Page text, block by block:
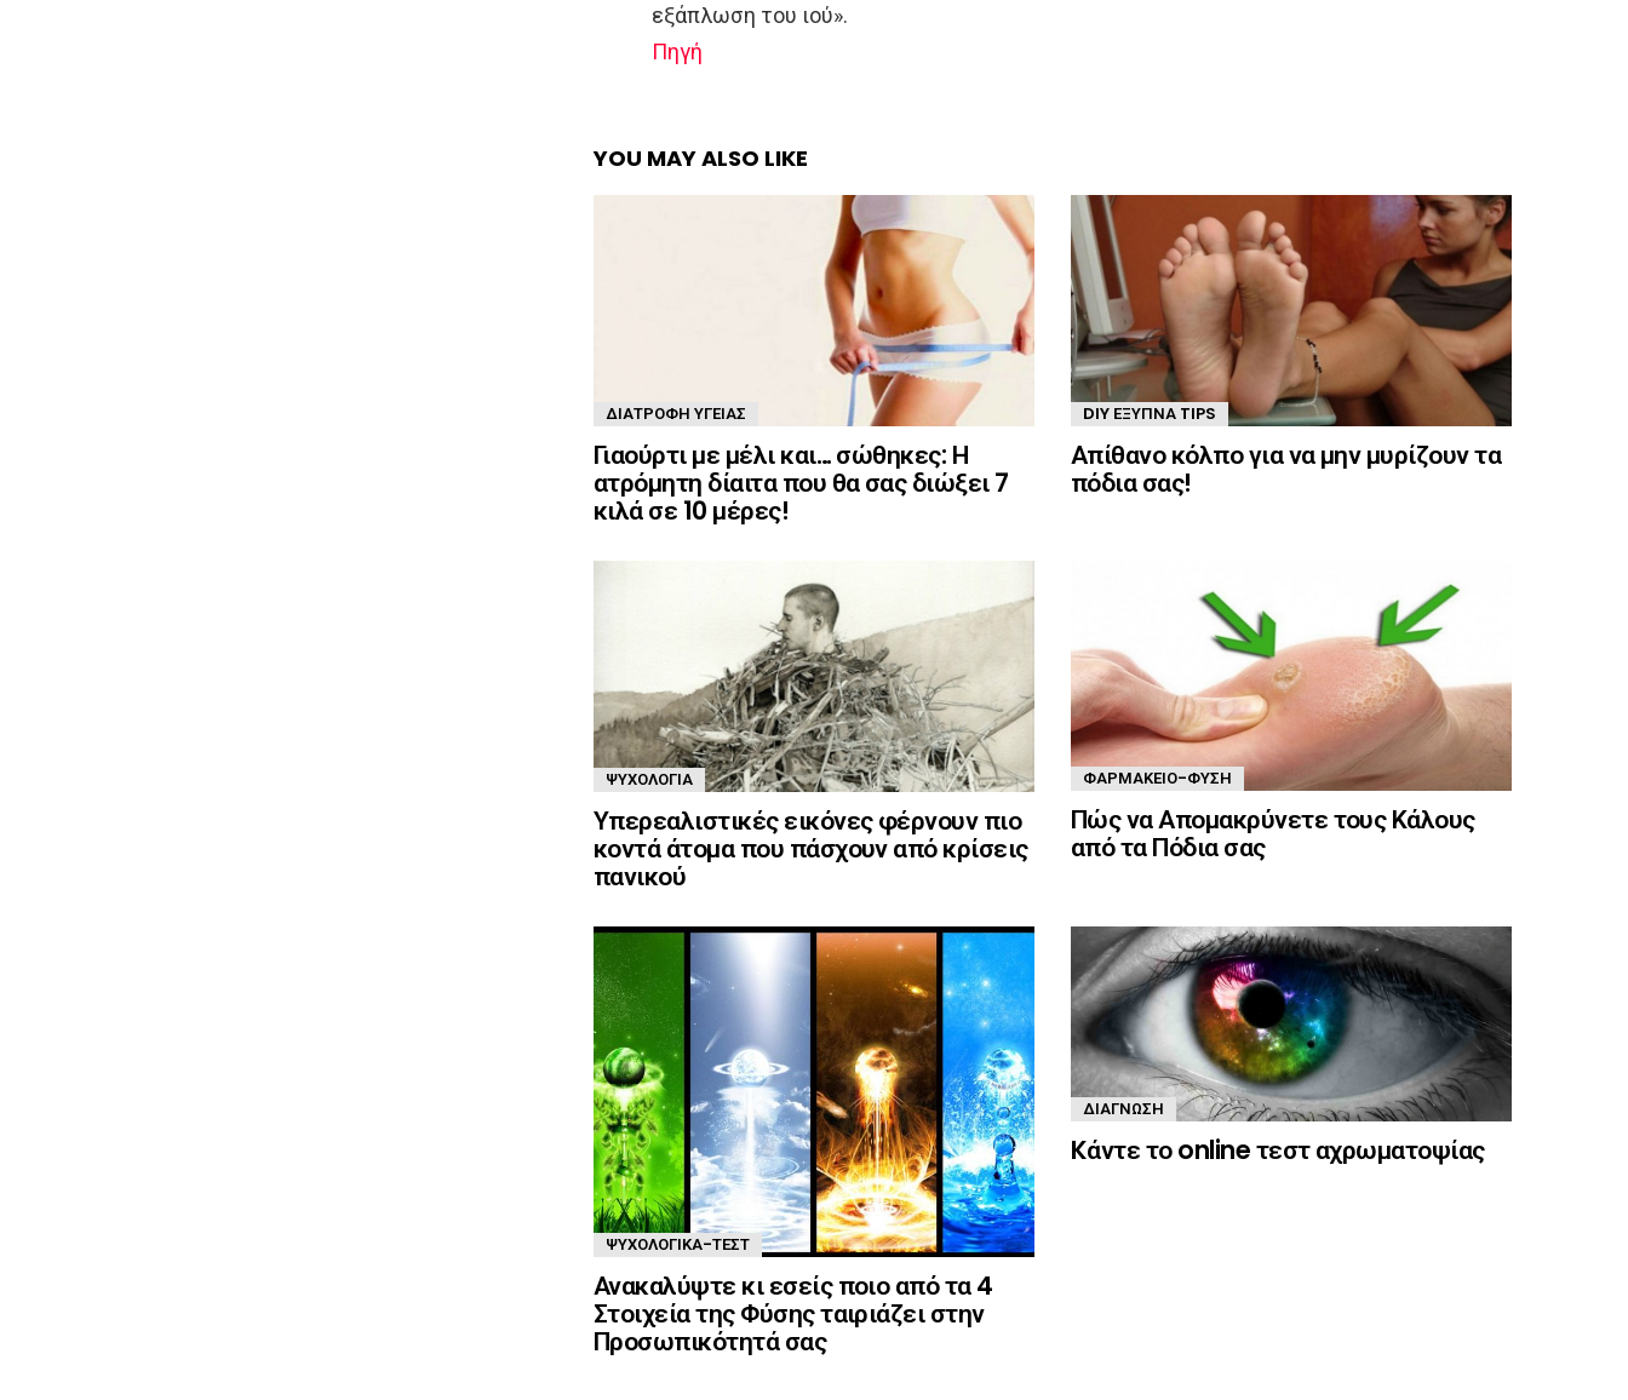
εξάπλωση του ιού».
Πηγή
YOU MAY ALSO LIKE
ΔΙΑΤΡΟΦΉ ΥΓΕΊΑΣ
Γιαούρτι με μέλι και… σώθηκες: Η
ατρόμητη δίαιτα που θα σας διώξει 7
κιλά σε 10 μέρες!
DIY ΈΞΥΠΝΑ TIPS
Απίθανο κόλπο για να μην μυρίζουν τα
πόδια σας!
ΨΥΧΟΛΟΓΊΑ
Υπερεαλιστικές εικόνες φέρνουν πιο
κοντά άτομα που πάσχουν από κρίσεις
πανικού
ΦΑΡΜΑΚΕΊΟ-ΦΎΣΗ
Πώς να Απομακρύνετε τους Κάλους
από τα Πόδια σας
ΨΥΧΟΛΟΓΙΚΆ-ΤΈΣΤ
Ανακαλύψτε κι εσείς ποιο από τα 4
Στοιχεία της Φύσης ταιριάζει στην
Προσωπικότητά σας
ΔΙΆΓΝΩΣΗ
Kάντε το online τεστ αχρωματοψίας